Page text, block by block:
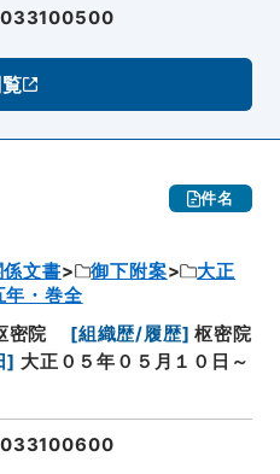
件名
文書 御下附案
大正
年・巻全
密院 [組織歴/履歴] 枢密院
] 大正０５年０５月１０日～